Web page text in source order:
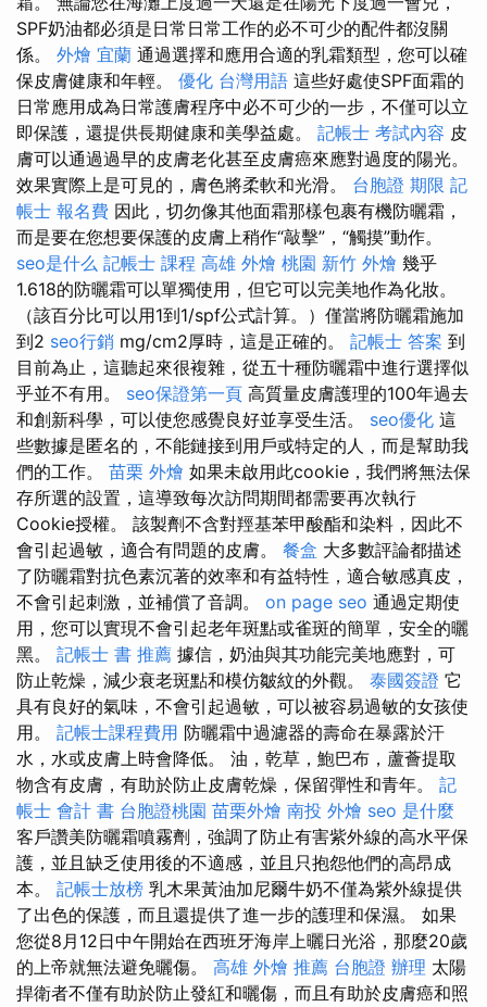
SPF奶油都必須是日常日常工作的必不可少的配件都沒關
係。 外燴 宜蘭 通過選擇和應用合適的乳霜類型，您可以確
保皮膚健康和年輕。 優化 台灣用語 這些好處使SPF面霜的
日常應用成為日常護膚程序中必不可少的一步，不僅可以立
即保護，還提供長期健康和美學益處。 記帳士 考試內容 皮
膚可以通過過早的皮膚老化甚至皮膚癌來應對過度的陽光。
效果實際上是可見的，膚色將柔軟和光滑。 台胞證 期限 記
帳士 報名費 因此，切勿像其他面霜那樣包裹有機防曬霜，
而是要在您想要保護的皮膚上稍作“敲擊”，“觸摸”動作。
seo是什么 記帳士 課程 高雄 外燴 桃園 新竹 外燴 幾乎
1.618的防曬霜可以單獨使用，但它可以完美地作為化妝。
（該百分比可以用1到1/spf公式計算。）僅當將防曬霜施加
到2 seo行銷 mg/cm2厚時，這是正確的。 記帳士 答案 到
目前為止，這聽起來很複雜，從五十種防曬霜中進行選擇似
乎並不有用。 seo保證第一頁 高質量皮膚護理的100年過去
和創新科學，可以使您感覺良好並享受生活。 seo優化 這
些數據是匿名的，不能鏈接到用戶或特定的人，而是幫助我
們的工作。 苗栗 外燴 如果未啟用此cookie，我們將無法保
存所選的設置，這導致每次訪問期間都需要再次執行
Cookie授權。 該製劑不含對羥基苯甲酸酯和染料，因此不
會引起過敏，適合有問題的皮膚。 餐盒 大多數評論都描述
了防曬霜對抗色素沉著的效率和有益特性，適合敏感真皮，
不會引起刺激，並補償了音調。 on page seo 通過定期使
用，您可以實現不會引起老年斑點或雀斑的簡單，安全的曬
黑。 記帳士 書 推薦 據信，奶油與其功能完美地應對，可
防止乾燥，減少衰老斑點和模仿皺紋的外觀。 泰國簽證 它
具有良好的氣味，不會引起過敏，可以被容易過敏的女孩使
用。 記帳士課程費用 防曬霜中過濾器的壽命在暴露於汗
水，水或皮膚上時會降低。 油，乾草，鮑巴布，蘆薈提取
物含有皮膚，有助於防止皮膚乾燥，保留彈性和青年。 記
帳士 會計 書 台胞證桃園 苗栗外燴 南投 外燴 seo 是什麼
客戶讚美防曬霜噴霧劑，強調了防止有害紫外線的高水平保
護，並且缺乏使用後的不適感，並且只抱怨他們的高昂成
本。 記帳士放榜 乳木果黃油加尼爾牛奶不僅為紫外線提供
了出色的保護，而且還提供了進一步的護理和保濕。 如果
您從8月12日中午開始在西班牙海岸上曬日光浴，那麼20歲
的上帝就無法避免曬傷。 高雄 外燴 推薦 台胞證 辦理 太陽
捍衛者不僅有助於防止發紅和曬傷，而且有助於皮膚癌和照